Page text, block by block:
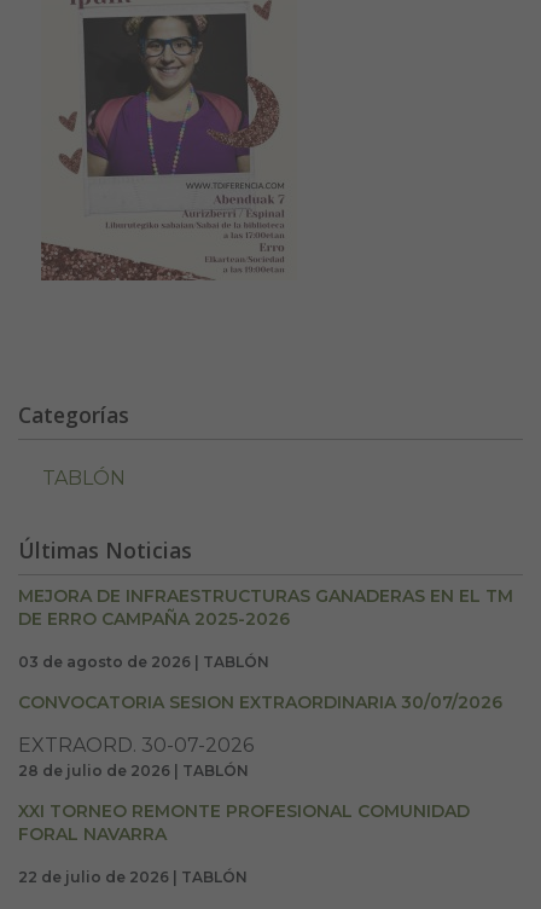
Categorías
TABLÓN
Últimas Noticias
MEJORA DE INFRAESTRUCTURAS GANADERAS EN EL TM
DE ERRO CAMPAÑA 2025-2026
03 de agosto de 2026 | TABLÓN
CONVOCATORIA SESION EXTRAORDINARIA 30/07/2026
EXTRAORD. 30-07-2026
28 de julio de 2026 | TABLÓN
XXI TORNEO REMONTE PROFESIONAL COMUNIDAD
FORAL NAVARRA
22 de julio de 2026 | TABLÓN